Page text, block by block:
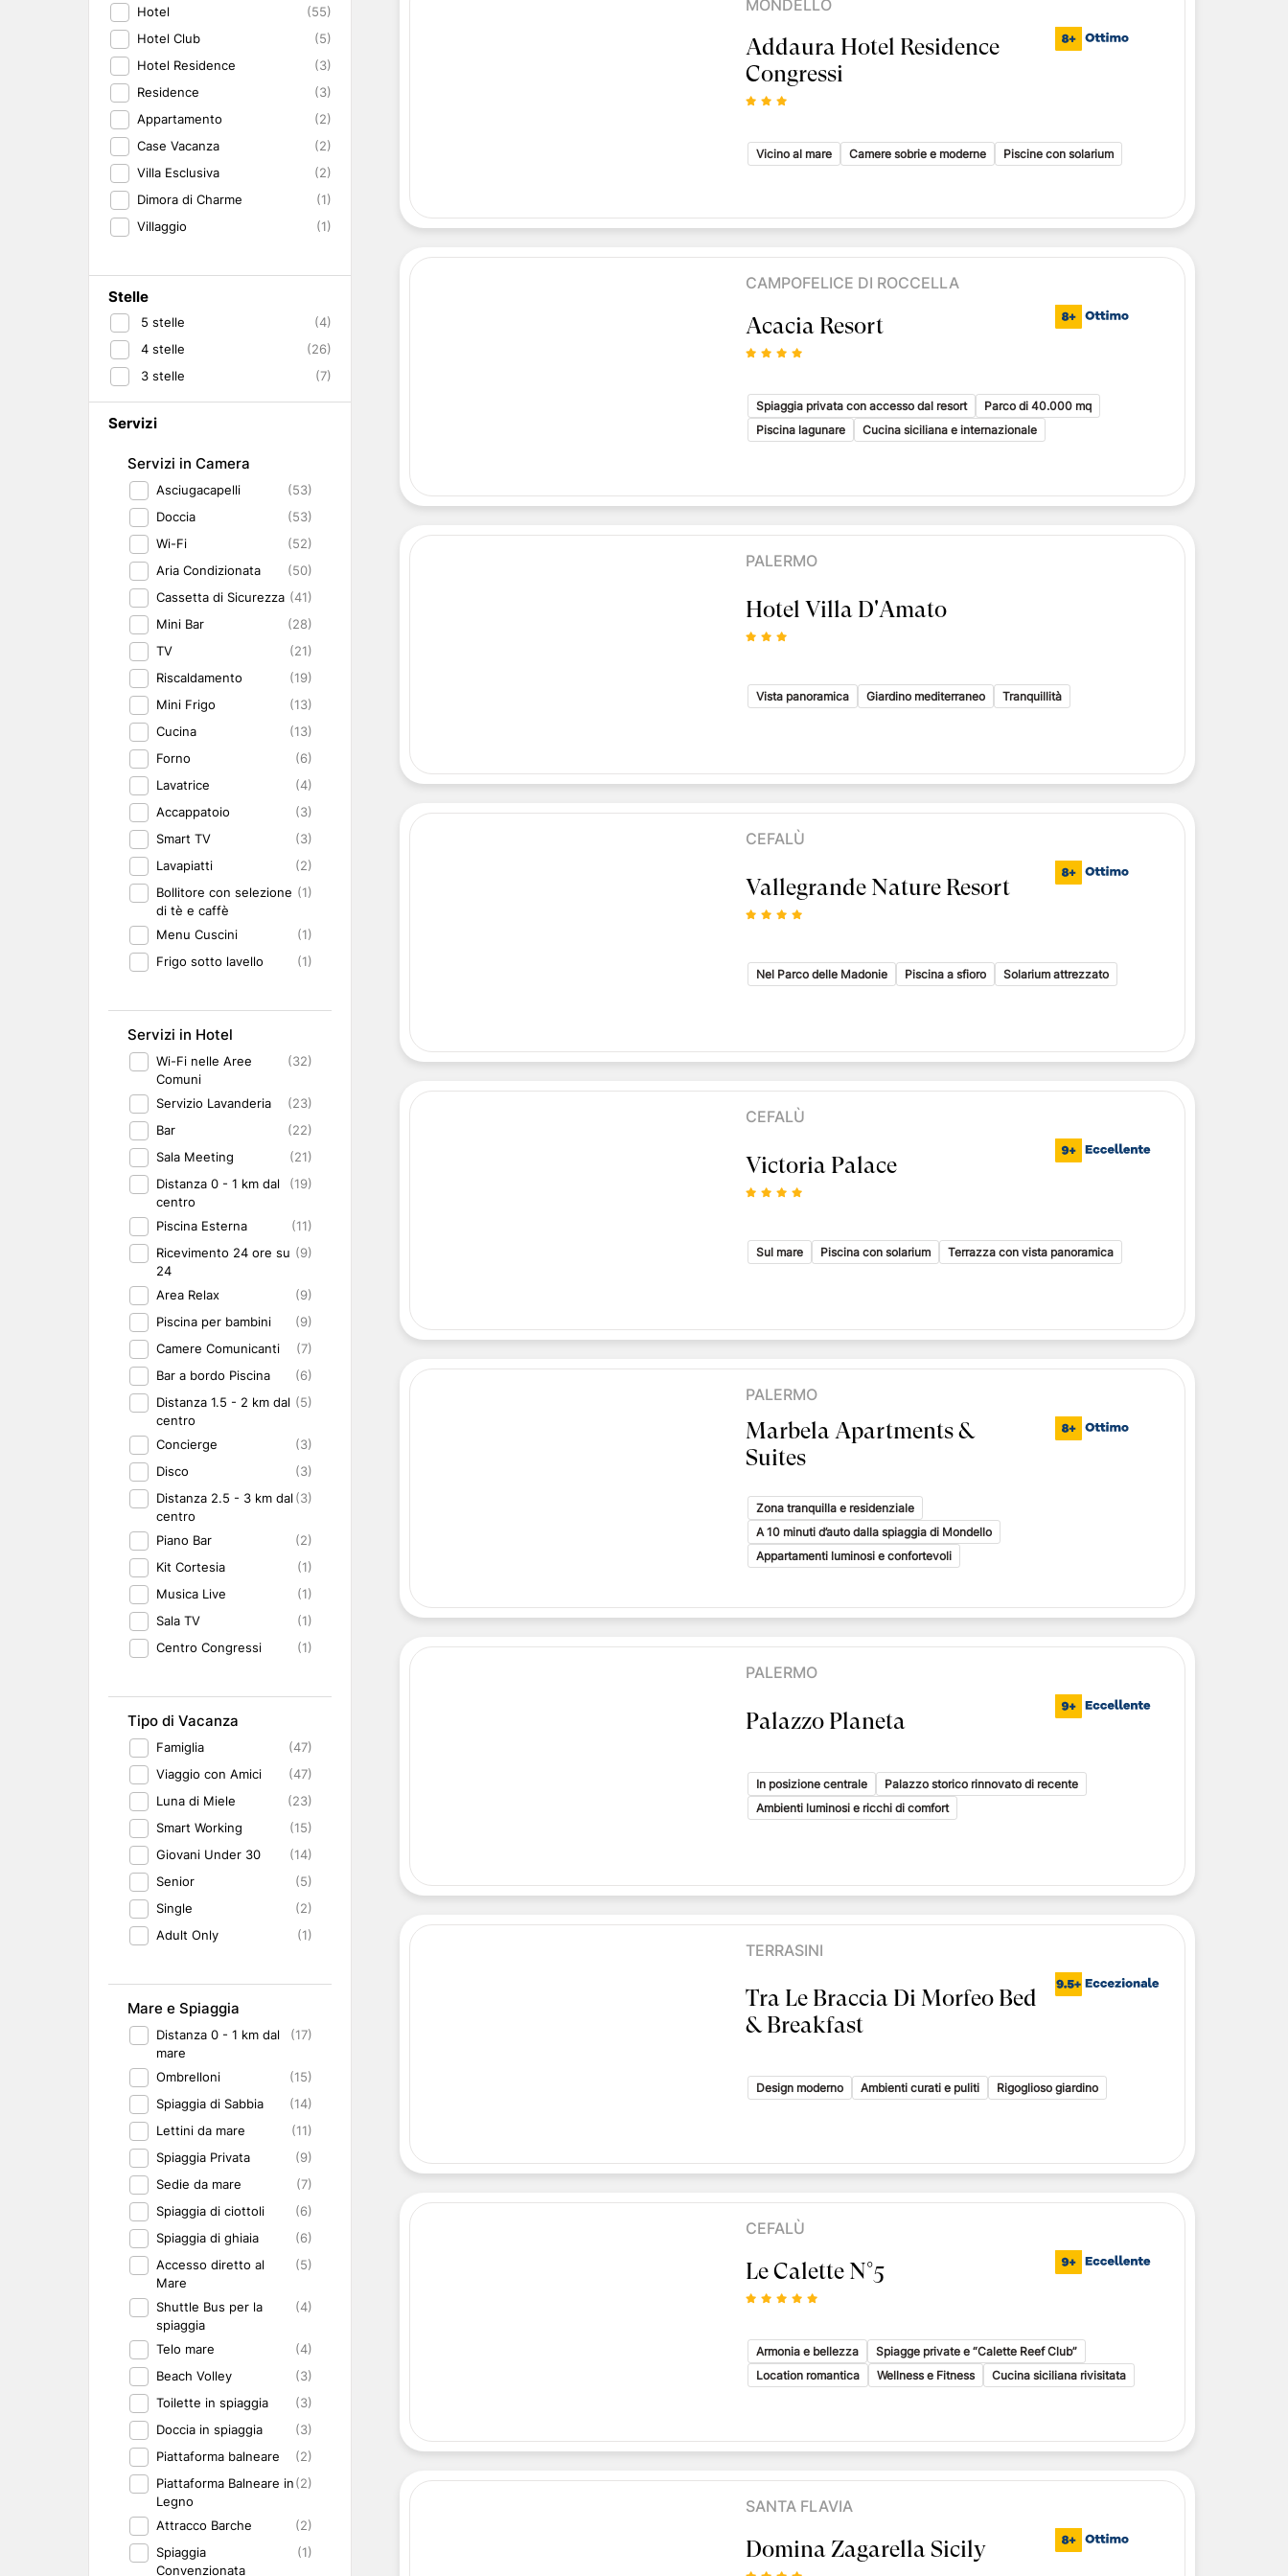
Hotel
(55)
Hotel Club
(5)
Hotel Residence
(3)
Residence
(3)
Appartamento
(2)
Case Vacanza
(2)
Villa Esclusiva
(2)
Dimora di Charme
(1)
Villaggio
(1)
Stelle
5 stelle
(4)
4 stelle
(26)
3 stelle (7)
Servizi
Servizi in Camera
Asciugacapelli
(53)
Doccia
(53)
Wi-Fi
(52)
Aria Condizionata
(50)
Cassetta di Sicurezza (41)
Mini Bar
(28)
TV
(21)
Riscaldamento
(19)
Mini Frigo
(13)
Cucina
(13)
Forno
(6)
Lavatrice
(4)
Accappatoio
(3)
Smart TV
(3)
Lavapiatti
(2)
Bollitore con selezione
di tè e caffè
(1)
Menu Cuscini
(1)
Frigo sotto lavello
(1)
Servizi in Hotel
Wi-Fi nelle Aree
Comuni
(32)
Servizio Lavanderia
(23)
Bar
(22)
Sala Meeting
(21)
Distanza 0 - 1 km dal
centro
(19)
Piscina Esterna
(11)
Ricevimento 24 ore su
24
(9)
Area Relax
(9)
Piscina per bambini
(9)
Camere Comunicanti
(7)
Bar a bordo Piscina
(6)
Distanza 1.5 - 2 km dal
centro
(5)
Concierge
(3)
Disco
(3)
Distanza 2.5 - 3 km dal
centro
(3)
Piano Bar
(2)
Kit Cortesia
(1)
Musica Live
(1)
Sala TV
(1)
Centro Congressi
(1)
Tipo di Vacanza
Famiglia
(47)
Viaggio con Amici
(47)
Luna di Miele
(23)
Smart Working
(15)
Giovani Under 30
(14)
Senior
(5)
Single
(2)
Adult Only
(1)
Mare e Spiaggia
Distanza 0 - 1 km dal
mare
(17)
Ombrelloni
(15)
Spiaggia di Sabbia
(14)
Lettini da mare
(11)
Spiaggia Privata
(9)
Sedie da mare
(7)
Spiaggia di ciottoli
(6)
Spiaggia di ghiaia
(6)
Accesso diretto al
Mare
(5)
Shuttle Bus per la
spiaggia
(4)
Telo mare
(4)
Beach Volley
(3)
Toilette in spiaggia
(3)
Doccia in spiaggia
(3)
Piattaforma balneare
(2)
Piattaforma Balneare in
Legno
(2)
Attracco Barche
(2)
Spiaggia
Convenzionata
(1)
MONDELLO
Addaura Hotel Residence
Congressi
Vicino al mare Camere sobrie e moderne Piscine con solarium
CAMPOFELICE DI ROCCELLA
Acacia Resort
Spiaggia privata con accesso dal resort
Parco di 40.000 mq
Piscina lagunare
Cucina siciliana e internazionale
PALERMO
Hotel Villa D'Amato
Vista panoramica Giardino mediterraneo Tranquillità
CEFALÙ
Vallegrande Nature Resort
Nel Parco delle Madonie Piscina a sfioro Solarium attrezzato
CEFALÙ
Victoria Palace
Sul mare Piscina con solarium Terrazza con vista panoramica
PALERMO
Marbela Apartments &
Suites
Zona tranquilla e residenziale
A 10 minuti d’auto dalla spiaggia di Mondello
Appartamenti luminosi e confortevoli
PALERMO
Palazzo Planeta
In posizione centrale
Palazzo storico rinnovato di recente
Ambienti luminosi e ricchi di comfort
TERRASINI
Tra Le Braccia Di Morfeo Bed
& Breakfast
Design moderno Ambienti curati e puliti Rigoglioso giardino
CEFALÙ
Le Calette N°5
Armonia e bellezza
Spiagge private e “Calette Reef Club”
Location romantica
Wellness e Fitness Cucina siciliana rivisitata
SANTA FLAVIA
Domina Zagarella Sicily